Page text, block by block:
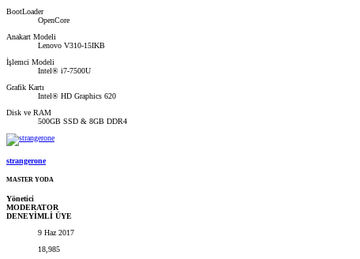
BootLoader
OpenCore
Anakart Modeli
Lenovo V310-15IKB
İşlemci Modeli
Intel® i7-7500U
Grafik Kartı
Intel® HD Graphics 620
Disk ve RAM
500GB SSD & 8GB DDR4
strangerone
MASTER YODA
Yönetici
MODERATOR
DENEYİMLİ ÜYE
9 Haz 2017
18,985